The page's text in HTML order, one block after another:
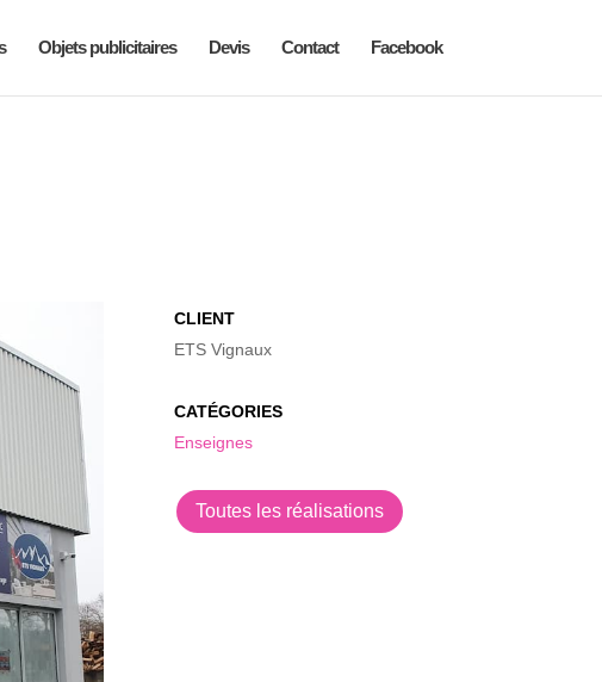
Objets publicitaires Devis Contact Facebook
CLIENT
ETS Vignaux
CATÉGORIES
Enseignes
Toutes les réalisations